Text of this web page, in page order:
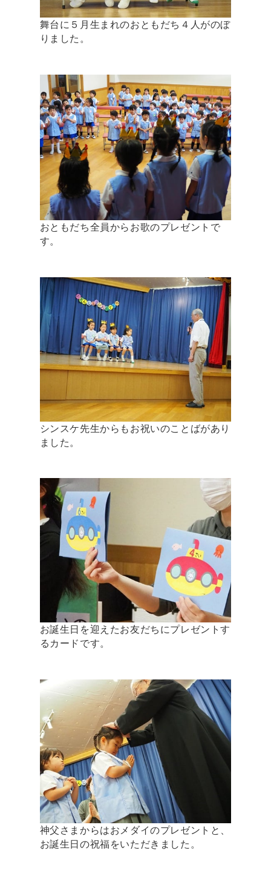
舞台に５月生まれのおともだち４人がのぼ
りました。
おともだち全員からお歌のプレゼントで
す。
シンスケ先生からもお祝いのことばがあり
ました。
お誕生日を迎えたお友だちにプレゼントす
るカードです。
神父さまからはおメダイのプレゼントと、
お誕生日の祝福をいただきました。